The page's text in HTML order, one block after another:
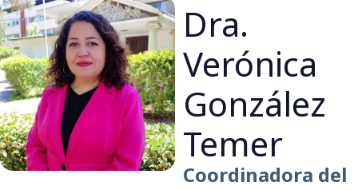
Dra.
Verónica
González
Temer
Coordinadora del